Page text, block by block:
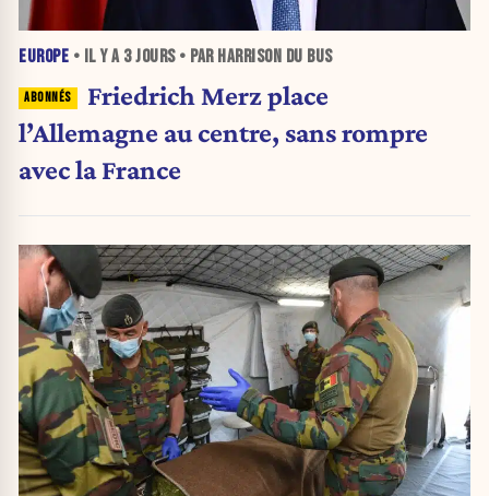
EUROPE • IL Y A 3 JOURS• PAR HARRISON DU BUS
Friedrich Merz place
l’Allemagne au centre, sans rompre
avec la France